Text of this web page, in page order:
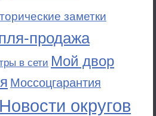
заметки
продажа
в сети Мой двор
Моссоцгарантия
Новости округов